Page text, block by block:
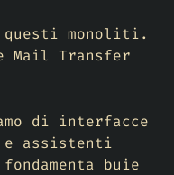
questi monoliti.
Mail Transfer
di interfacce
e assistenti
buie